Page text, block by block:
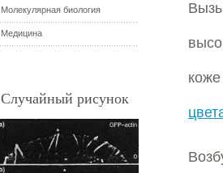
Молекулярная биология
Медицина
Случайный рисунок